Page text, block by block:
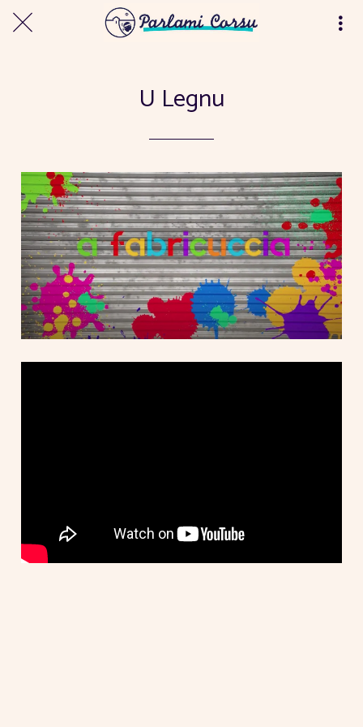
U Legnu